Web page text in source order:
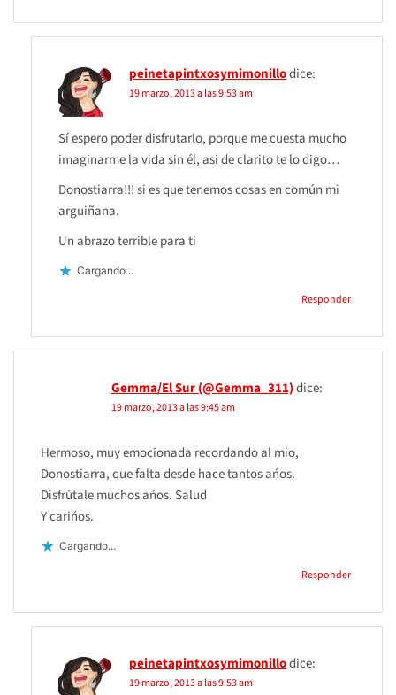
peinetapintxosymimonillodice:
19 marzo, 2013 a las 9:53 am
Sí espero poder disfrutarlo, porque me cuesta mucho
imaginarme la vida sin él, asi de clarito te lo digo…
Donostiarra!!! si es que tenemos cosas en común mi
arguiñana.
Un abrazo terrible para ti
Cargando...
Responder
Gemma/El Sur (@Gemma_311)dice:
19 marzo, 2013 a las 9:45 am
Hermoso, muy emocionada recordando al mio,
Donostiarra, que falta desde hace tantos ańos.
Disfrútale muchos ańos. Salud
Y carińos.
Cargando...
Responder
peinetapintxosymimonillodice:
19 marzo, 2013 a las 9:53 am